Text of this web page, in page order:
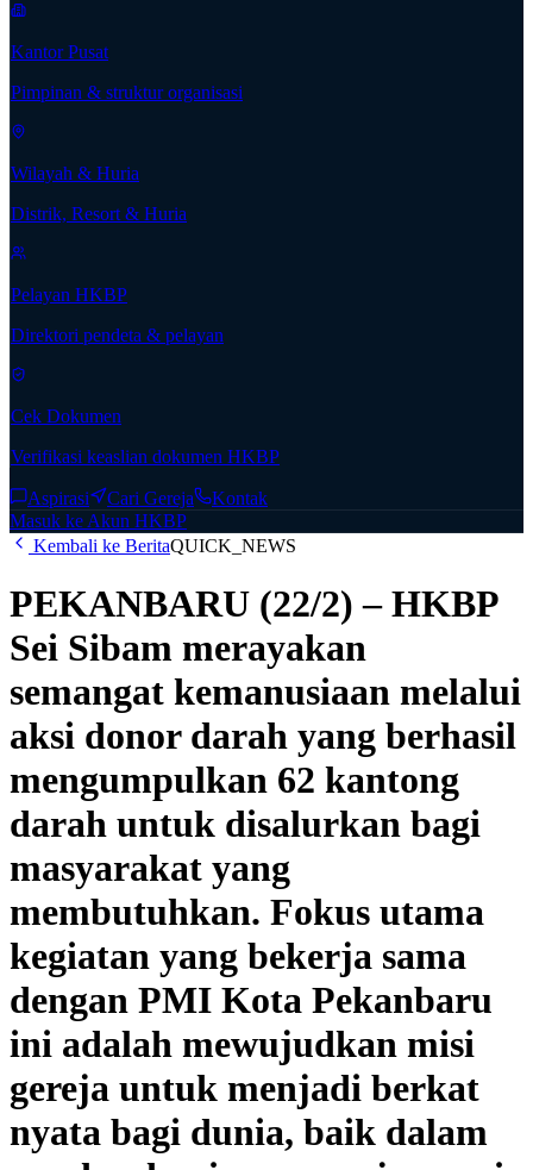
Kantor Pusat
Pimpinan & struktur organisasi
Wilayah & Huria
Distrik, Resort & Huria
Pelayan HKBP
Direktori pendeta & pelayan
Cek Dokumen
Verifikasi keaslian dokumen HKBP
Aspirasi Cari Gereja
Kontak
Masuk ke Akun HKBP
Kembali ke BeritaQUICK_NEWS
PEKANBARU (22/2) – HKBP
Sei Sibam merayakan
semangat kemanusiaan melalui
aksi donor darah yang berhasil
mengumpulkan 62 kantong
darah untuk disalurkan bagi
masyarakat yang
membutuhkan. Fokus utama
kegiatan yang bekerja sama
dengan PMI Kota Pekanbaru
ini adalah mewujudkan misi
gereja untuk menjadi berkat
nyata bagi dunia, baik dalam